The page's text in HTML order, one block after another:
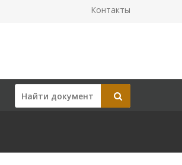
Контакты